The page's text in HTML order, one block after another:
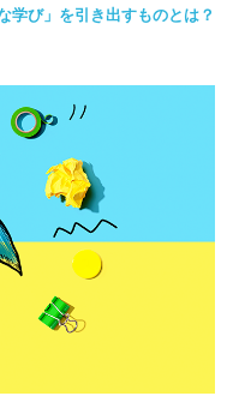
び」を引き出すものとは？